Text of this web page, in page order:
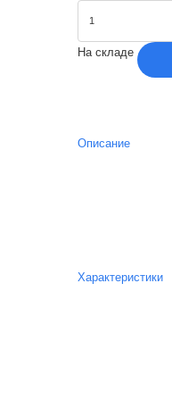
На складе
Описание
Характеристики